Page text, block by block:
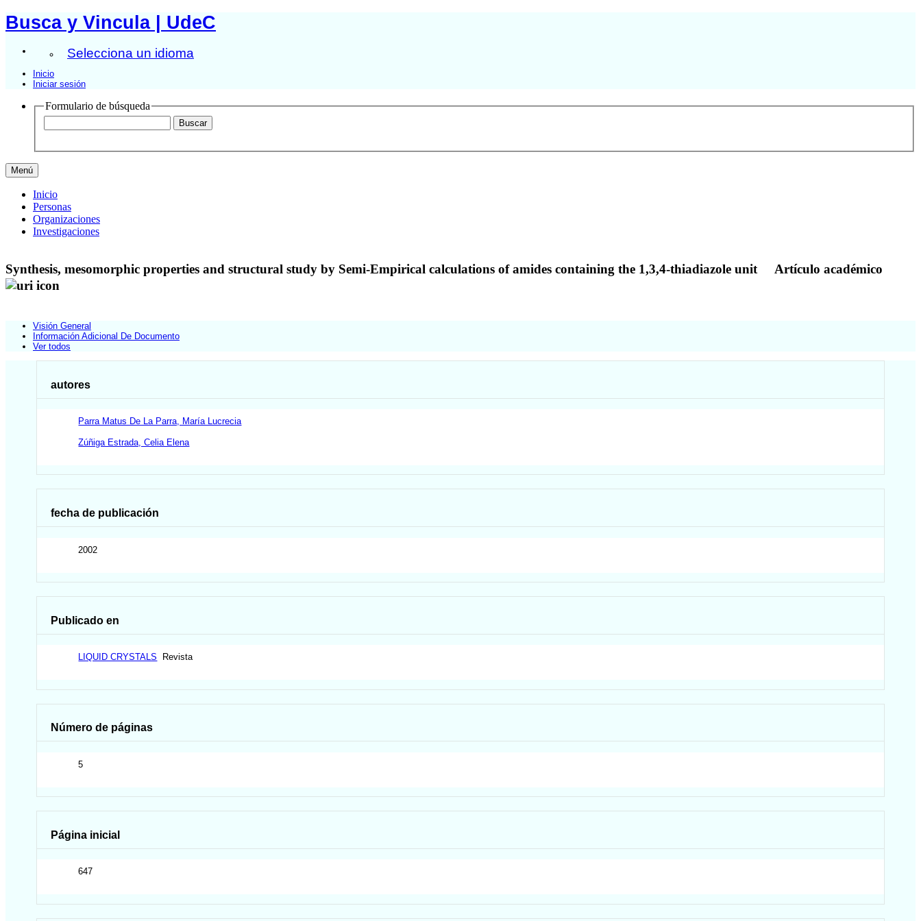
Busca y Vincula | UdeC
Selecciona un idioma
Inicio
Iniciar sesión
Formulario de búsqueda
Menú
Inicio
Personas
Organizaciones
Investigaciones
Synthesis, mesomorphic properties and structural study by Semi-Empirical calculations of amides containing the 1,3,4-thiadiazole unit Artículo académico
Visión General
Información Adicional De Documento
Ver todos
autores
Parra Matus De La Parra, María Lucrecia
Zúñiga Estrada, Celia Elena
fecha de publicación
2002
Publicado en
LIQUID CRYSTALS Revista
Número de páginas
5
Página inicial
647